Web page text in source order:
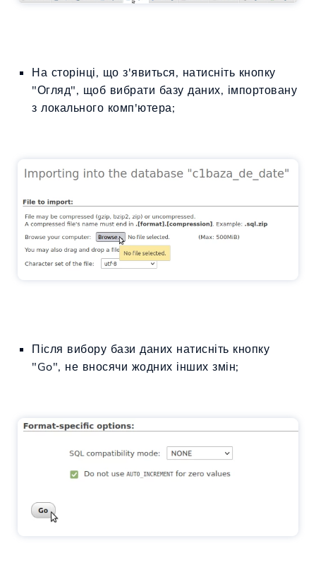
На сторінці, що з'явиться, натисніть кнопку
"Огляд", щоб вибрати базу даних, імпортовану
з локального комп'ютера;
Після вибору бази даних натисніть кнопку
"Go", не вносячи жодних інших змін;